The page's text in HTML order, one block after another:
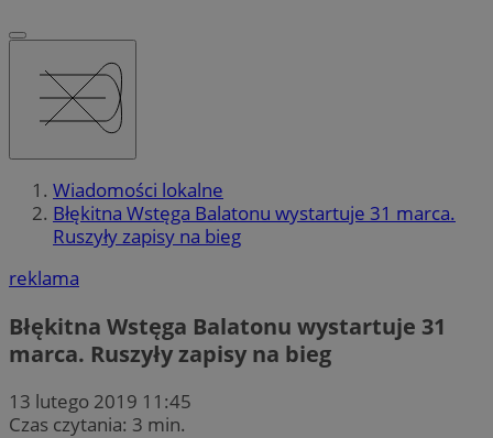
Wiadomości lokalne
Błękitna Wstęga Balatonu wystartuje 31 marca.
Ruszyły zapisy na bieg
reklama
Błękitna Wstęga Balatonu wystartuje 31
marca. Ruszyły zapisy na bieg
13 lutego 2019 11:45
Czas czytania: 3 min.